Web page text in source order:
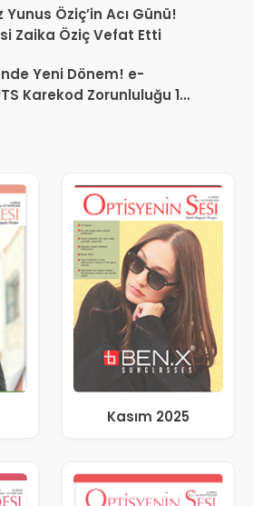
Yunus Öziç’in Acı Günü!
Zaika Öziç Vefat Etti
Yeni Dönem! e-
Karekod Zorunluluğu 1
Kasım 2025